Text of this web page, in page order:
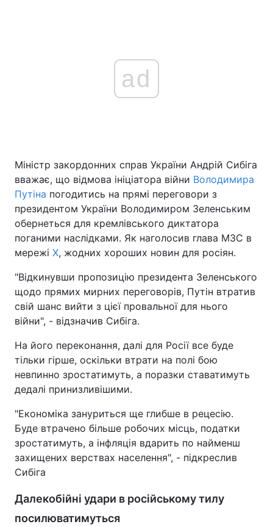
ad
Міністр закордонних справ України Андрій Сибіга
вважає, що відмова ініціатора війни Володимира
Путіна погодитись на прямі переговори з
президентом України Володимиром Зеленським
обернеться для кремлівського диктатора
поганими наслідками. Як наголосив глава МЗС в
мережі X, жодних хороших новин для росіян.
"Відкинувши пропозицію президента Зеленського
щодо прямих мирних переговорів, Путін втратив
свій шанс вийти з цієї провальної для нього
війни", - відзначив Сибіга.
На його переконання, далі для Росії все буде
тільки гірше, оскільки втрати на полі бою
невпинно зростатимуть, а поразки ставатимуть
дедалі принизливішими.
"Економіка зануриться ще глибше в рецесію.
Буде втрачено більше робочих місць, податки
зростатимуть, а інфляція вдарить по найменш
захищених верствах населення", - підкреслив
Сибіга
Далекобійні удари в російському тилу
посилюватимуться